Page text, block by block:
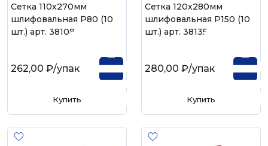
Сетка 110х270мм
шлифовальная Р80 (10
шт.) арт. 38108
262,00 ₽/упак
Купить
Сетка 120х280мм
шлифовальная Р150 (10
шт.) арт. 38135
280,00 ₽/упак
Купить